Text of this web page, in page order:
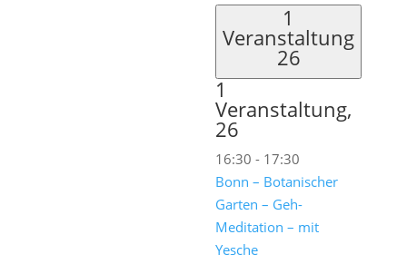
1
Veranstaltung
26
1
Veranstaltung,
26
16:30 - 17:30
Bonn – Botanischer
Garten – Geh-
Meditation – mit
Yesche